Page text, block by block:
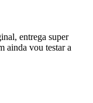
entrega super
ainda vou testar a